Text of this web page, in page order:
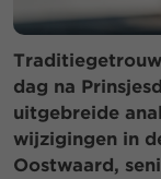
dag na
uitgebreide
wijzigingen in
Oostwaard,